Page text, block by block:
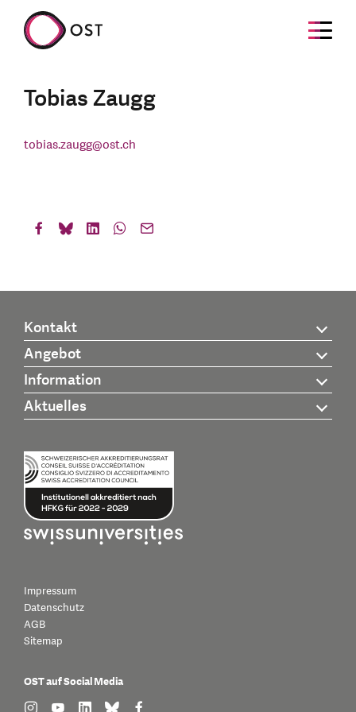
Tobias Zaugg
tobias.zaugg@ost.ch
Kontakt
Angebot
Information
Aktuelles
Impressum
Datenschutz
AGB
Sitemap
OST auf Social Media